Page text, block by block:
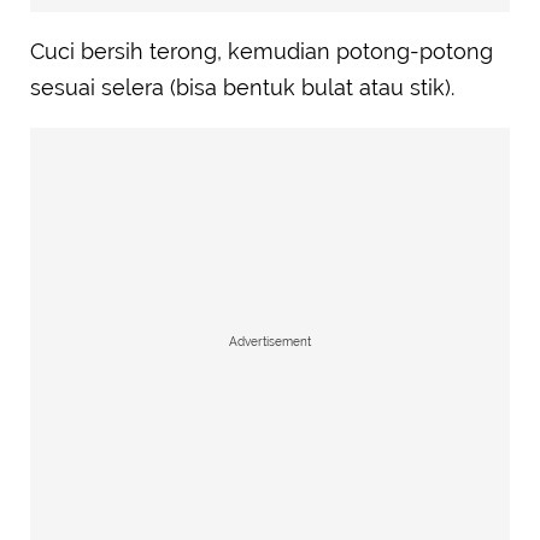
Cuci bersih terong, kemudian potong-potong
sesuai selera (bisa bentuk bulat atau stik).
Advertisement